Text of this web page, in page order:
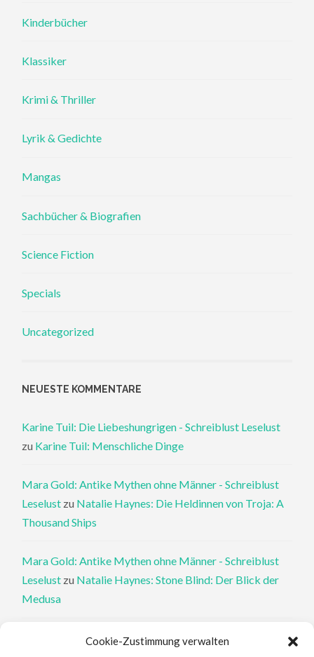
Cookie-Zustimmung verwalten
Kinderbücher
Klassiker
Krimi & Thriller
Lyrik & Gedichte
Mangas
Sachbücher & Biografien
Science Fiction
Specials
Uncategorized
NEUESTE KOMMENTARE
Karine Tuil: Die Liebeshungrigen - Schreiblust Leselust
zu Karine Tuil: Menschliche Dinge
Mara Gold: Antike Mythen ohne Männer - Schreiblust
Leselust zu Natalie Haynes: Die Heldinnen von Troja: A
Thousand Ships
Mara Gold: Antike Mythen ohne Männer - Schreiblust
Leselust zu Natalie Haynes: Stone Blind: Der Blick der
Medusa
Philippa Perry: Die Therapeutin und ihre Mörder: Dr. Pat